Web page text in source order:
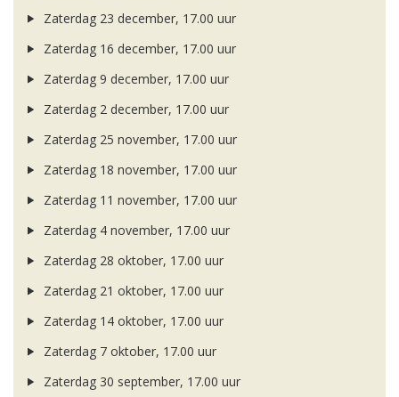
Zaterdag 23 december, 17.00 uur
Zaterdag 16 december, 17.00 uur
Zaterdag 9 december, 17.00 uur
Zaterdag 2 december, 17.00 uur
Zaterdag 25 november, 17.00 uur
Zaterdag 18 november, 17.00 uur
Zaterdag 11 november, 17.00 uur
Zaterdag 4 november, 17.00 uur
Zaterdag 28 oktober, 17.00 uur
Zaterdag 21 oktober, 17.00 uur
Zaterdag 14 oktober, 17.00 uur
Zaterdag 7 oktober, 17.00 uur
Zaterdag 30 september, 17.00 uur